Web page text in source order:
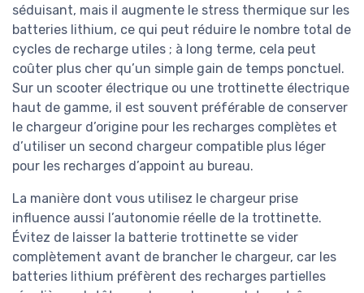
séduisant, mais il augmente le stress thermique sur les
batteries lithium, ce qui peut réduire le nombre total de
cycles de recharge utiles ; à long terme, cela peut
coûter plus cher qu’un simple gain de temps ponctuel.
Sur un scooter électrique ou une trottinette électrique
haut de gamme, il est souvent préférable de conserver
le chargeur d’origine pour les recharges complètes et
d’utiliser un second chargeur compatible plus léger
pour les recharges d’appoint au bureau.
La manière dont vous utilisez le chargeur prise
influence aussi l’autonomie réelle de la trottinette.
Évitez de laisser la batterie trottinette se vider
complètement avant de brancher le chargeur, car les
batteries lithium préfèrent des recharges partielles